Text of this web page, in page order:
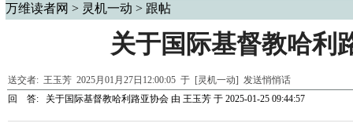
万维读者网 > 灵机一动 > 跟帖
关于国际基督教哈利
送交者: 王玉芳 2025月01月27日12:00:05 于 [灵机一动] 发送悄悄话
回 答:
关于国际基督教哈利路亚协会 由 王玉芳 于 2025-01-25 09:44:57